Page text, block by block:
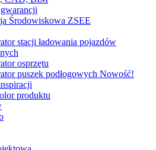
Środowiskowa ZSEE
stacji ładowania pojazdów
osprzętu
puszek podłogowych Nowość!
produktu